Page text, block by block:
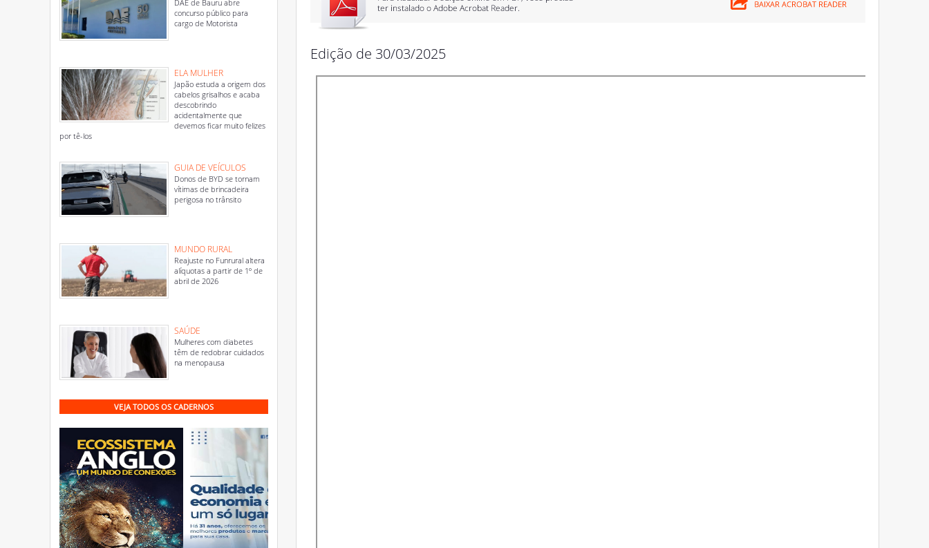
DAE de Bauru abre
concurso público para
cargo de Motorista
ELA MULHER
Japão estuda a origem dos
cabelos grisalhos e acaba
descobrindo
acidentalmente que
devemos ficar muito felizes
por tê-los
GUIA DE VEÍCULOS
Donos de BYD se tornam
vítimas de brincadeira
perigosa no trânsito
MUNDO RURAL
Reajuste no Funrural altera
alíquotas a partir de 1º de
abril de 2026
SAÚDE
Mulheres com diabetes
têm de redobrar cuidados
na menopausa
VEJA TODOS OS CADERNOS
Edição de 30/03/2025